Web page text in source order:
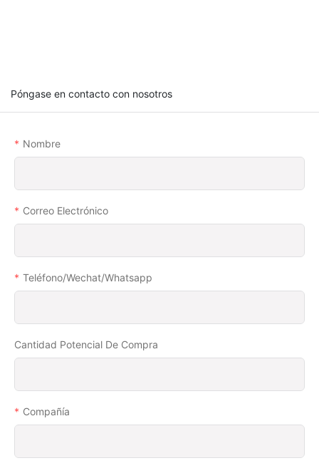
Póngase en contacto con nosotros
Nombre
Correo Electrónico
Teléfono/wechat/whatsapp
Cantidad Potencial De Compra
Compañía